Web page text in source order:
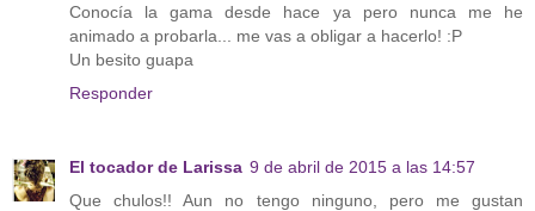
Conocía la gama desde hace ya pero nunca me he
animado a probarla... me vas a obligar a hacerlo! :P
Un besito guapa
Responder
El tocador de Larissa 9 de abril de 2015 a las 14:57
Que chulos!! Aun no tengo ninguno, pero me gustan